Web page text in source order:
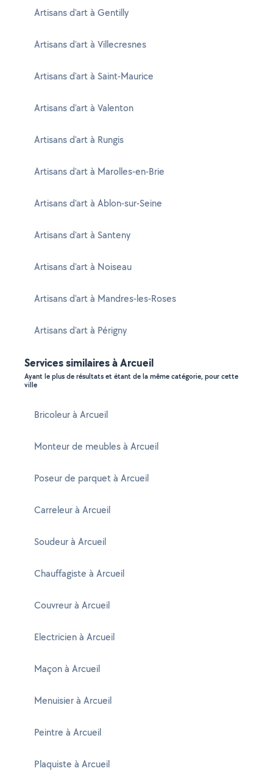
Artisans d'art à Gentilly
Artisans d'art à Villecresnes
Artisans d'art à Saint-Maurice
Artisans d'art à Valenton
Artisans d'art à Rungis
Artisans d'art à Marolles-en-Brie
Artisans d'art à Ablon-sur-Seine
Artisans d'art à Santeny
Artisans d'art à Noiseau
Artisans d'art à Mandres-les-Roses
Artisans d'art à Périgny
Services similaires à Arcueil
Ayant le plus de résultats et étant de la même catégorie, pour cette
ville
Bricoleur à Arcueil
Monteur de meubles à Arcueil
Poseur de parquet à Arcueil
Carreleur à Arcueil
Soudeur à Arcueil
Chauffagiste à Arcueil
Couvreur à Arcueil
Electricien à Arcueil
Maçon à Arcueil
Menuisier à Arcueil
Peintre à Arcueil
Plaquiste à Arcueil